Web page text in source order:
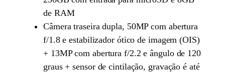
de RAM
Câmera traseira dupla, 50MP com abertura
f/1.8 e estabilizador ótico de imagem (OIS)
+ 13MP com abertura f/2.2 e ângulo de 120
graus + sensor de cintilação, gravação é até